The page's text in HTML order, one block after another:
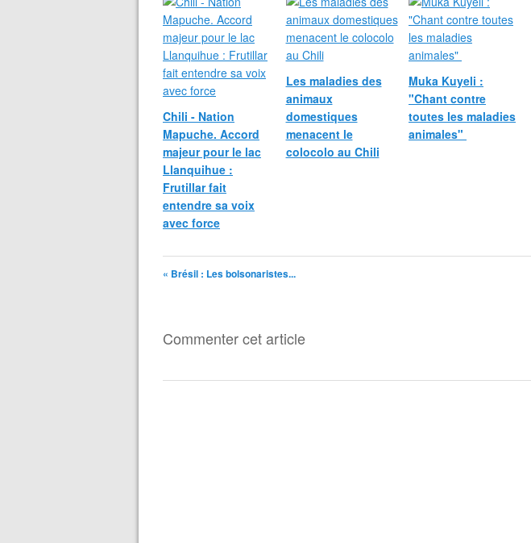
Chili - Nation
Mapuche. Accord
majeur pour le lac
Llanquihue :
Frutillar fait
entendre sa voix
avec force
Les maladies des
animaux
domestiques
menacent le
colocolo au Chili
Muka Kuyeli :
"Chant contre
toutes les maladies
animales"
« Brésil : Les bolsonaristes...
Commenter cet article